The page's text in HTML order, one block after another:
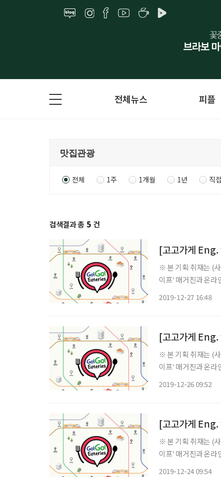
전체뉴스 피플
전체 1주 1개월 1년 직
검색결과 총 5 건
[고고가게
※ 본 기획 취재는 (
이프' 매거진과 온라
2019-12-27 16:48
[고고가게
※ 본 기획 취재는 (
이프' 매거진과 온라
2019-12-26 09:52
[고고가게
※ 본 기획 취재는 (
이프' 매거진과 온라
2019-12-24 09:54